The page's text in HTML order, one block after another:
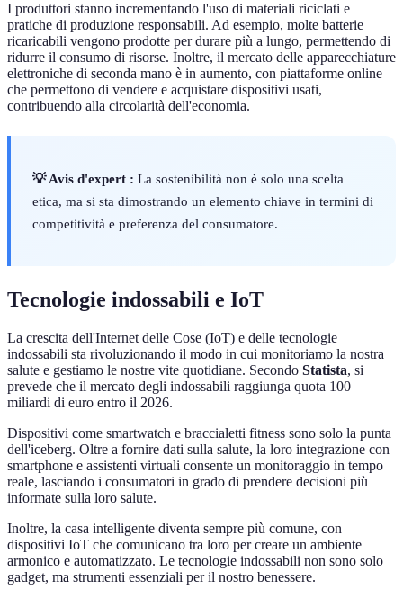
I produttori stanno incrementando l'uso di materiali riciclati e
pratiche di produzione responsabili. Ad esempio, molte batterie
ricaricabili vengono prodotte per durare più a lungo, permettendo di
ridurre il consumo di risorse. Inoltre, il mercato delle apparecchiature
elettroniche di seconda mano è in aumento, con piattaforme online
che permettono di vendere e acquistare dispositivi usati,
contribuendo alla circolarità dell'economia.
💡 Avis d'expert : La sostenibilità non è solo una scelta
etica, ma si sta dimostrando un elemento chiave in termini di
competitività e preferenza del consumatore.
Tecnologie indossabili e IoT
La crescita dell'Internet delle Cose (IoT) e delle tecnologie
indossabili sta rivoluzionando il modo in cui monitoriamo la nostra
salute e gestiamo le nostre vite quotidiane. Secondo Statista, si
prevede che il mercato degli indossabili raggiunga quota 100
miliardi di euro entro il 2026.
Dispositivi come smartwatch e braccialetti fitness sono solo la punta
dell'iceberg. Oltre a fornire dati sulla salute, la loro integrazione con
smartphone e assistenti virtuali consente un monitoraggio in tempo
reale, lasciando i consumatori in grado di prendere decisioni più
informate sulla loro salute.
Inoltre, la casa intelligente diventa sempre più comune, con
dispositivi IoT che comunicano tra loro per creare un ambiente
armonico e automatizzato. Le tecnologie indossabili non sono solo
gadget, ma strumenti essenziali per il nostro benessere.